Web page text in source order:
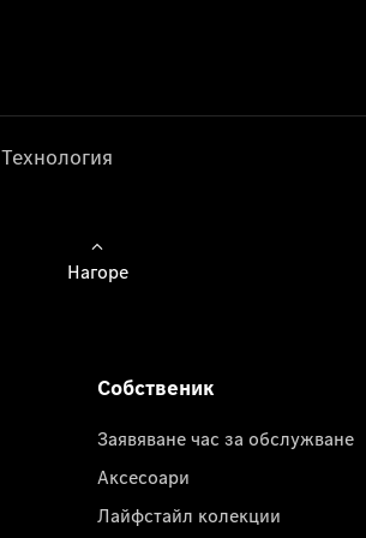
Технология
Нагоре
Собственик
Заявяване час за обслужване
Аксесоари
Лайфстайл колекции